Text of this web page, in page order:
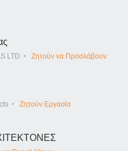
LTD Ζητούν να Προσλάβουν
Ζητούν Εργασία